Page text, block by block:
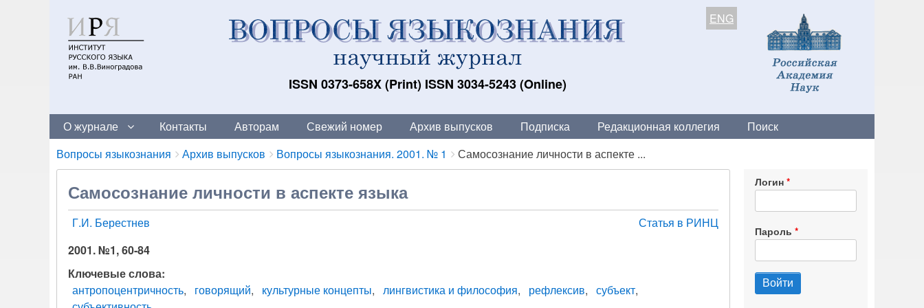
ISSN 0373-658X (Print) ISSN 3034-5243 (Online)
ENG
О журнале Контакты Авторам Свежий номер Архив выпусков Подписка Редакционная коллегия Поиск
Breadcrumbs
You
are
here:
Вопросы языкознания Архив выпусков Вопросы языкознания. 2001. № 1 Самосознание личности в аспекте ...
Самосознание личности в аспекте языка
Г.И. Берестнев
Статья в РИНЦ
2001. №1, 60-84
Ключевые слова
антропоцентричность
говорящий культурные концепты лингвистика и философия рефлексив
субъект
Логин
Пароль